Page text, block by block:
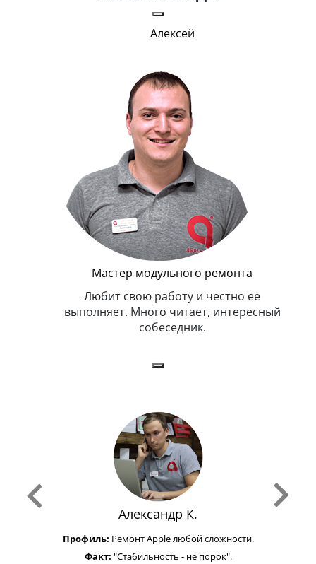
Алексей
Мастер модульного ремонта
Любит свою работу и честно ее
выполняет. Много читает, интересный
собеседник.
Александр К.
Профиль: Ремонт Apple любой сложности.
Факт: "Стабильность - не порок".